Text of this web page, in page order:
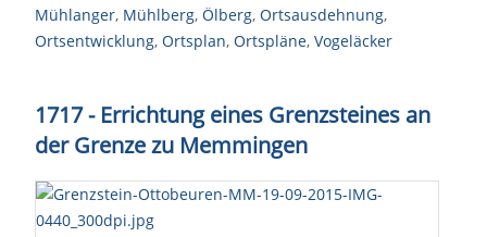
Mühlanger, Mühlberg, Ölberg, Ortsausdehnung,
Ortsentwicklung, Ortsplan, Ortspläne, Vogeläcker
1717 - Errichtung eines Grenzsteines an
der Grenze zu Memmingen